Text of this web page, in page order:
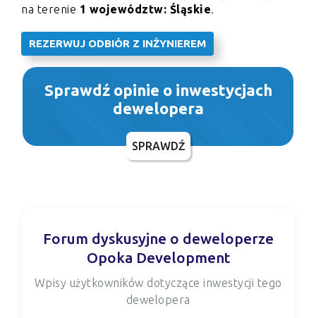
na terenie 1 województw: Śląskie.
REZERWUJ ODBIÓR Z INŻYNIEREM
Sprawdź opinie o inwestycjach
dewelopera
SPRAWDŹ
Forum dyskusyjne o deweloperze
Opoka Development
Wpisy użytkowników dotyczące inwestycji tego
dewelopera